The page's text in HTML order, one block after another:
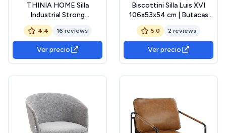
THINIA HOME Silla
Industrial Strong
45x54x85cm
4.4 16 reviews
Ver precio
Biscottini Silla Luis XVI
106x53x54 cm | Butacas
para Dormitorio, Comedor y
Sala de Estar | Sillon
Barroco Dorado con
Reposabrazos | Silla
Antigua Curvo de Madera
5.0 2 reviews
Ver precio